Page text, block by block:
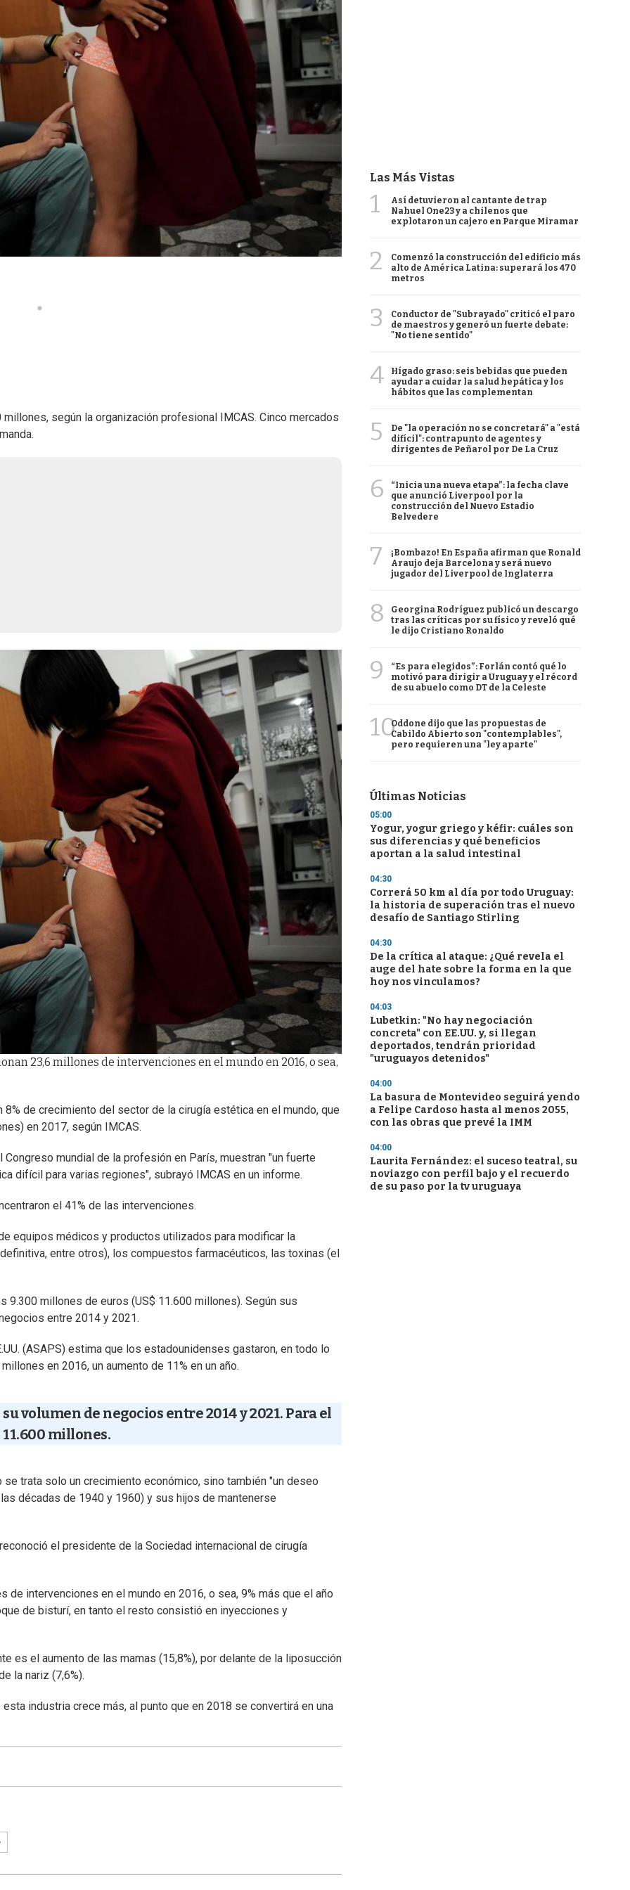
según la organización profesional IMCAS. Cinco mercados
23,6 millones de intervenciones en el mundo en 2016, o sea,
de crecimiento del sector de la cirugía estética en el mundo, que
en 2017, según IMCAS.
mundial de la profesión en París, muestran "un fuerte
difícil para varias regiones", subrayó IMCAS en un informe.
el 41% de las intervenciones.
equipos médicos y productos utilizados para modificar la
entre otros), los compuestos farmacéuticos, las toxinas (el
9.300 millones de euros (US$ 11.600 millones). Según sus
entre 2014 y 2021.
(ASAPS) estima que los estadounidenses gastaron, en todo lo
en 2016, un aumento de 11% en un año.
volumen de negocios entre 2014 y 2021. Para el
millones.
trata solo un crecimiento económico, sino también "un deseo
décadas de 1940 y 1960) y sus hijos de mantenerse
el presidente de la Sociedad internacional de cirugía
intervenciones en el mundo en 2016, o sea, 9% más que el año
de bisturí, en tanto el resto consistió en inyecciones y
es el aumento de las mamas (15,8%), por delante de la liposucción
la nariz (7,6%).
industria crece más, al punto que en 2018 se convertirá en una
Las Más Vistas
1
Así detuvieron al cantante de trap
Nahuel One23 y a chilenos que
explotaron un cajero en Parque Miramar
2
Comenzó la construcción del edificio más
alto de América Latina: superará los 470
metros
3
Conductor de "Subrayado" criticó el paro
de maestros y generó un fuerte debate:
"No tiene sentido"
4
Hígado graso: seis bebidas que pueden
ayudar a cuidar la salud hepática y los
hábitos que las complementan
5
De "la operación no se concretará" a "está
difícil": contrapunto de agentes y
dirigentes de Peñarol por De La Cruz
6
“Inicia una nueva etapa”: la fecha clave
que anunció Liverpool por la
construcción del Nuevo Estadio
Belvedere
7
¡Bombazo! En España afirman que Ronald
Araujo deja Barcelona y será nuevo
jugador del Liverpool de Inglaterra
8
Georgina Rodríguez publicó un descargo
tras las críticas por su físico y reveló qué
le dijo Cristiano Ronaldo
9
“Es para elegidos”: Forlán contó qué lo
motivó para dirigir a Uruguay y el récord
de su abuelo como DT de la Celeste
10Oddone dijo que las propuestas de
Cabildo Abierto son "contemplables",
pero requieren una "ley aparte"
Últimas Noticias
05:00
Yogur, yogur griego y kéfir: cuáles son
sus diferencias y qué beneficios
aportan a la salud intestinal
04:30
Correrá 50 km al día por todo Uruguay:
la historia de superación tras el nuevo
desafío de Santiago Stirling
04:30
De la crítica al ataque: ¿Qué revela el
auge del hate sobre la forma en la que
hoy nos vinculamos?
04:03
Lubetkin: "No hay negociación
concreta" con EE.UU. y, si llegan
deportados, tendrán prioridad
"uruguayos detenidos"
04:00
La basura de Montevideo seguirá yendo
a Felipe Cardoso hasta al menos 2055,
con las obras que prevé la IMM
04:00
Laurita Fernández: el suceso teatral, su
noviazgo con perfil bajo y el recuerdo
de su paso por la tv uruguaya